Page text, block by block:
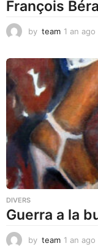
François
by team 1 an ago
DIVERS
Guerra a la
by team 1 an ago